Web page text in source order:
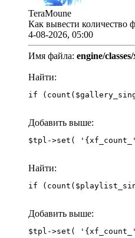
TeraMoune
Как вывести количество
4-08-2026, 05:00
Имя файла: engine/
Найти:
if
Добавить выше:
Найти:
if
Добавить выше: